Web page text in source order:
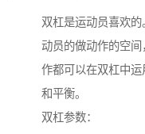
双杠是运动员喜欢
动员的做动作的空
作都可以在双杠中
和平衡。
双杠参数：